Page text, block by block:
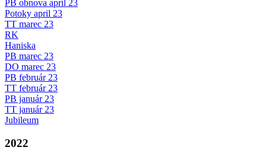
PB obnova apríl 23
Potoky april 23
TT marec 23
RK
Haniska
PB marec 23
DO marec 23
PB február 23
TT február 23
PB január 23
TT január 23
Jubileum
2022